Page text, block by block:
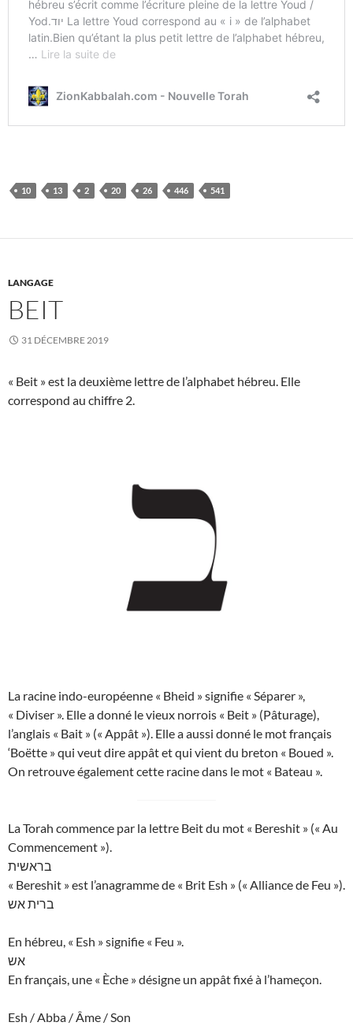
10 13 2 20 26 446 541
LANGAGE
BEIT
31 DÉCEMBRE 2019
« Beit » est la deuxième lettre de l’alphabet hébreu. Elle
correspond au chiffre 2.
La racine indo-européenne « Bheid » signifie « Séparer »,
« Diviser ». Elle a donné le vieux norrois « Beit » (Pâturage),
l’anglais « Bait » (« Appât »). Elle a aussi donné le mot français
‘Boëtte » qui veut dire appât et qui vient du breton « Boued ».
On retrouve également cette racine dans le mot « Bateau ».
La Torah commence par la lettre Beit du mot « Bereshit » (« Au
Commencement »).
בראשית
« Bereshit » est l’anagramme de « Brit Esh » (« Alliance de Feu »).
ברית אש
En hébreu, « Esh » signifie « Feu ».
אש
En français, une « Èche » désigne un appât fixé à l’hameçon.
Esh / Abba / Âme / Son